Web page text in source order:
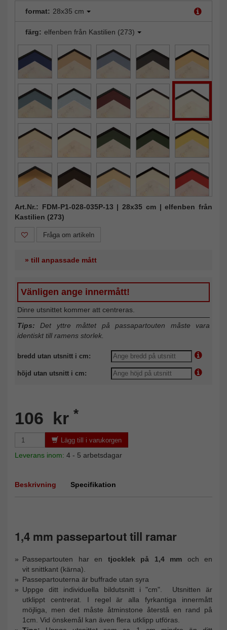
format: 28x35 cm
färg: elfenben från Kastilien (273)
Art.Nr.: FDM-P1-028-035P-13 | 28x35 cm | elfenben från
Kastilien (273)
Fråga om artikeln
» till anpassade mått
Vänligen ange innermått!
Dinre utsnittet kommer att centreras.
Tips: Det yttre måttet på passapartouten måste vara
identiskt till ramens storlek.
bredd utan utsnitt i cm:
höjd utan utsnitt i cm:
106 kr *
Lägg till i varukorgen
Leverans inom: 4 - 5 arbetsdagar
Beskrivning Specifikation
1,4 mm passepartout till ramar
Passepartouten har en tjocklek på 1,4 mm och en
vit snittkant (kärna).
Passepartouterna är buffrade utan syra
Uppge ditt individuella bildutsnitt i "cm". Utsnitten är
utklippt centrerat. I regel är alla fyrkantiga innermått
möjliga, men det måste åtminstone återstå en rand på
1cm. Vid önskemål kan även flera utklipp utföras.